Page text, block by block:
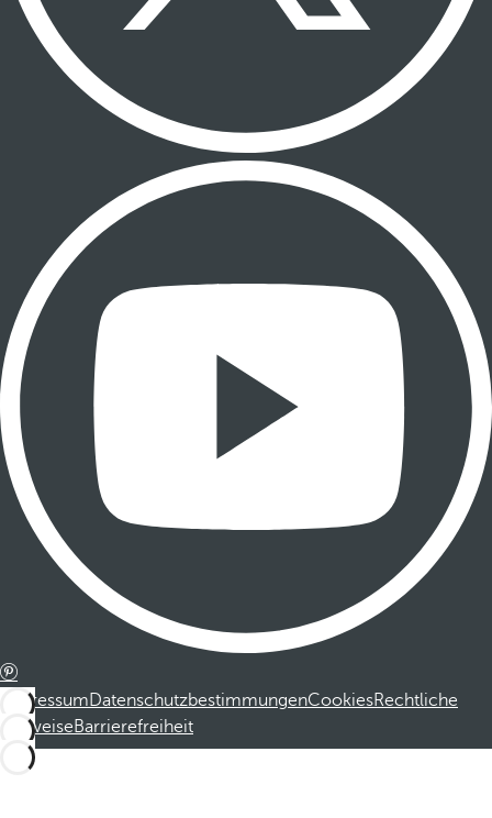
ImpressumDatenschutzbestimmungenCookiesRechtliche
HinweiseBarrierefreiheit